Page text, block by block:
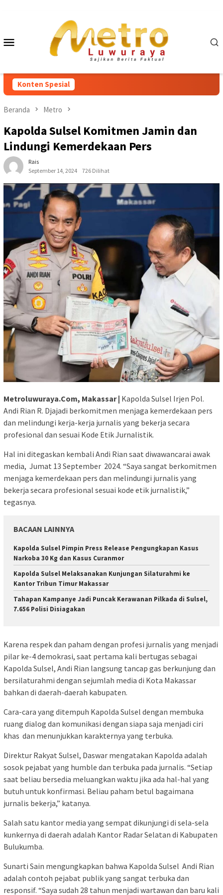
Mobile
Konten Spesial
Beranda Metro
Kapolda Sulsel Komitmen Jamin dan
Lindungi Kemerdekaan Pers
Rais
September 14, 2024
726 Dilihat
Metroluwuraya.Com, Makassar | Kapolda Sulsel Irjen Pol.
Andi Rian R. Djajadi berkomitmen menjaga kemerdekaan pers
dan melindungi kerja-kerja jurnalis yang bekerja secara
profesional dan sesuai Kode Etik Jurnalistik.
Hal ini ditegaskan kembali Andi Rian saat diwawancarai awak
media, Jumat 13 September 2024. “Saya sangat berkomitmen
menjaga kemerdekaan pers dan melindungi jurnalis yang
bekerja secara profesional sesuai kode etik jurnalistik,”
tegasnya.
BACAAN LAINNYA
Kapolda Sulsel Pimpin Press Release Pengungkapan Kasus
Narkoba 30 Kg dan Kasus Curanmor
Kapolda Sulsel Melaksanakan Kunjungan Silaturahmi ke
Kantor Tribun Timur Makassar
Tahapan Kampanye Jadi Puncak Kerawanan Pilkada di Sulsel,
7.656 Polisi Disiagakan
Karena respek dan paham dengan profesi jurnalis yang menjadi
pilar ke-4 demokrasi, saat pertama kali bertugas sebagai
Kapolda Sulsel, Andi Rian langsung tancap gas berkunjung dan
bersilaturahmi dengan sejumlah media di Kota Makassar
bahkan di daerah-daerah kabupaten.
Cara-cara yang ditempuh Kapolda Sulsel dengan membuka
ruang dialog dan komunikasi dengan siapa saja menjadi ciri
khas dan menunjukkan karakternya yang terbuka.
Direktur Rakyat Sulsel, Daswar mengatakan Kapolda adalah
sosok pejabat yang humble dan terbuka pada jurnalis. “Setiap
saat beliau bersedia meluangkan waktu jika ada hal-hal yang
butuh untuk konfirmasi. Beliau paham betul bagaimana
jurnalis bekerja,” katanya.
Salah satu kantor media yang sempat dikunjungi di sela-sela
kunkernya di daerah adalah Kantor Radar Selatan di Kabupaten
Bulukumba.
Sunarti Sain mengungkapkan bahwa Kapolda Sulsel Andi Rian
adalah contoh pejabat publik yang sangat terbuka dan
responsif. “Saya sudah 28 tahun menjadi wartawan dan baru kali